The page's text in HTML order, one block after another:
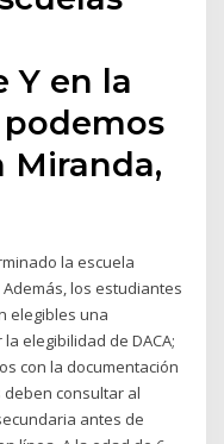
Y en la
Miranda,
la escuela
los estudiantes
elegibles una
elegibilidad de DACA;
con la documentación
deben consultar al
antes de